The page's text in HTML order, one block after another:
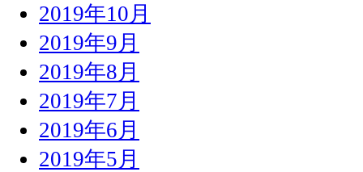
2019年10月
2019年9月
2019年8月
2019年7月
2019年6月
2019年5月